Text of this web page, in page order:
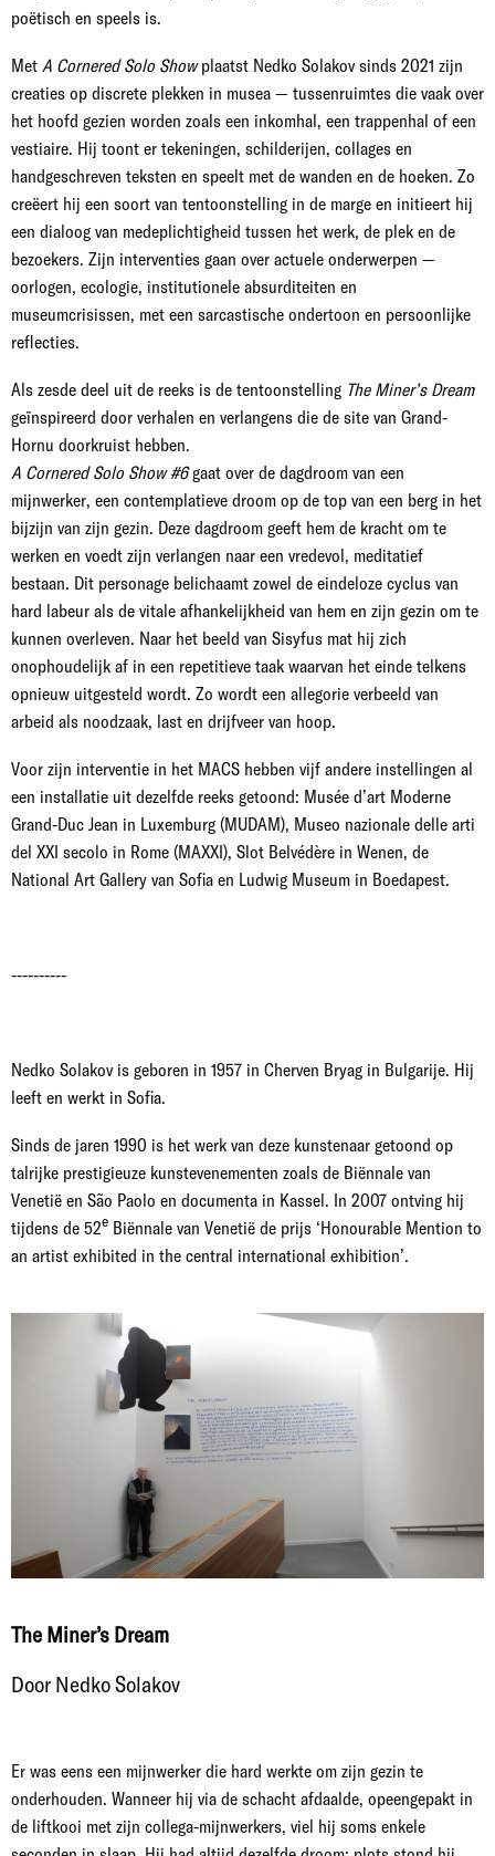
poëtisch en speels is.
Met A Cornered Solo Showplaatst Nedko Solakov sinds 2021 zijn
creaties op discrete plekken in musea — tussenruimtes die vaak over
het hoofd gezien worden zoals een inkomhal, een trappenhal of een
vestiaire. Hij toont er tekeningen, schilderijen, collages en
handgeschreven teksten en speelt met de wanden en de hoeken. Zo
creëert hij een soort van tentoonstelling in de marge en initieert hij
een dialoog van medeplichtigheid tussen het werk, de plek en de
bezoekers. Zijn interventies gaan over actuele onderwerpen —
oorlogen, ecologie, institutionele absurditeiten en
museumcrisissen, met een sarcastische ondertoon en persoonlijke
reflecties.
Als zesde deel uit de reeks is de tentoonstelling The Miner’s Dream
geïnspireerd door verhalen en verlangens die de site van Grand-
Hornu doorkruist hebben.
A Cornered Solo Show #6gaat over de dagdroom van een
mijnwerker, een contemplatieve droom op de top van een berg in het
bijzijn van zijn gezin. Deze dagdroom geeft hem de kracht om te
werken en voedt zijn verlangen naar een vredevol, meditatief
bestaan. Dit personage belichaamt zowel de eindeloze cyclus van
hard labeur als de vitale afhankelijkheid van hem en zijn gezin om te
kunnen overleven. Naar het beeld van Sisyfus mat hij zich
onophoudelijk af in een repetitieve taak waarvan het einde telkens
opnieuw uitgesteld wordt. Zo wordt een allegorie verbeeld van
arbeid als noodzaak, last en drijfveer van hoop.
Voor zijn interventie in het MACS hebben vijf andere instellingen al
een installatie uit dezelfde reeks getoond: Musée d’art Moderne
Grand-Duc Jean in Luxemburg (MUDAM), Museo nazionale delle arti
del XXI secolo in Rome (MAXXI), Slot Belvédère in Wenen, de
National Art Gallery van Sofia en Ludwig Museum in Boedapest.
----------
Nedko Solakov is geboren in 1957 in Cherven Bryag in Bulgarije. Hij
leeft en werkt in Sofia.
Sinds de jaren 1990 is het werk van deze kunstenaar getoond op
talrijke prestigieuze kunstevenementen zoals de Biënnale van
Venetië en São Paolo en documenta in Kassel. In 2007 ontving hij
tijdens de 52e Biënnale van Venetië de prijs ‘Honourable Mention to
an artist exhibited in the central international exhibition’.
The Miner’s Dream
Door Nedko Solakov
Er was eens een mijnwerker die hard werkte om zijn gezin te
onderhouden. Wanneer hij via de schacht afdaalde, opeengepakt in
de liftkooi met zijn collega-mijnwerkers, viel hij soms enkele